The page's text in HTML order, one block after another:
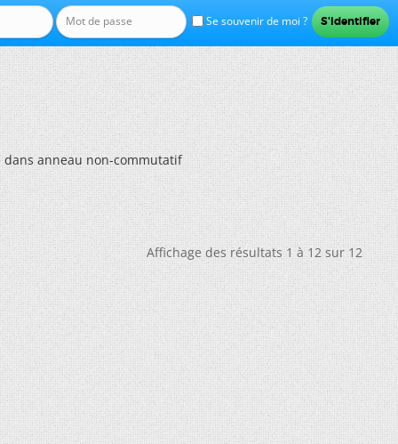
Se souvenir de moi ?
dans anneau non-commutatif
Affichage des résultats 1 à 12 sur 12